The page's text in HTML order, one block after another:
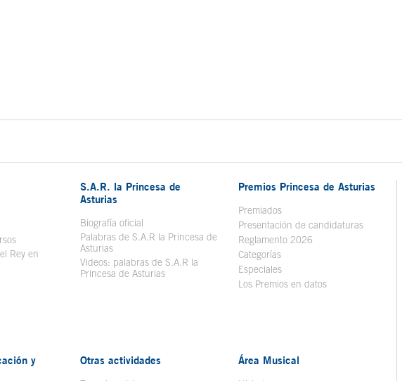
Se abre en ventana nueva
Rey en
nueva
S.A.R. la Princesa de
Asturias
Biografía oficial Se abre en ventana nueva
Palabras de S.A.R la Princesa de
Asturias
Videos: palabras de S.A.R la
Princesa de Asturias
Premios Princesa de Asturias
Premiados
Presentación de candidaturas
Reglamento 2026
Categorías
Especiales
Los Premios en datos
y
Otras actividades Área Musical